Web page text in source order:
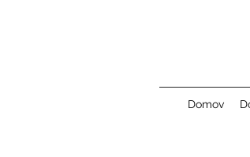
Domov